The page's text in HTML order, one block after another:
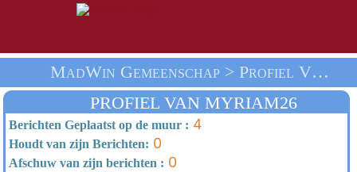
MadWin Gemeenschap > Profiel Van Myriam26 > Thuis
PROFIEL VAN MYRIAM26
Berichten Geplaatst op de muur : 4
Houdt van zijn Berichten: 0
Afschuw van zijn berichten : 0